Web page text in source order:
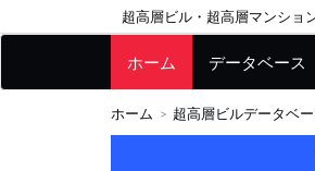
超高層ビル・超高層マンショ
ホーム データベース
ホーム 超高層ビルデータベ